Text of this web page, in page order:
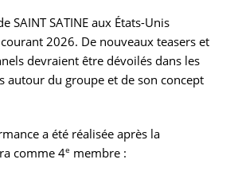
SAINT SATINE aux États-Unis
2026. De nouveaux teasers et
devraient être dévoilés dans les
autour du groupe et de son concept
a été réalisée après la
comme 4e membre :